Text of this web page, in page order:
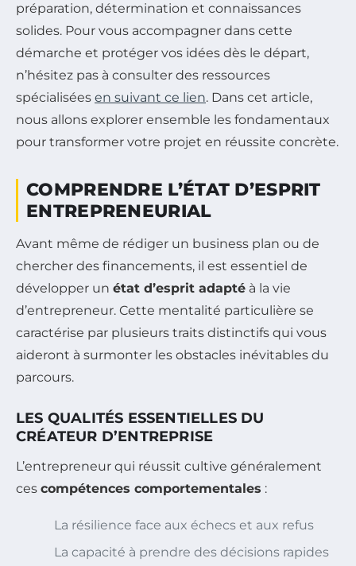
préparation, détermination et connaissances
solides. Pour vous accompagner dans cette
démarche et protéger vos idées dès le départ,
n’hésitez pas à consulter des ressources
spécialisées en suivant ce lien. Dans cet article,
nous allons explorer ensemble les fondamentaux
pour transformer votre projet en réussite concrète.
COMPRENDRE L’ÉTAT D’ESPRIT
ENTREPRENEURIAL
Avant même de rédiger un business plan ou de
chercher des financements, il est essentiel de
développer un état d’esprit adapté à la vie
d’entrepreneur. Cette mentalité particulière se
caractérise par plusieurs traits distinctifs qui vous
aideront à surmonter les obstacles inévitables du
parcours.
LES QUALITÉS ESSENTIELLES DU
CRÉATEUR D’ENTREPRISE
L’entrepreneur qui réussit cultive généralement
ces compétences comportementales :
La résilience face aux échecs et aux refus
La capacité à prendre des décisions rapides